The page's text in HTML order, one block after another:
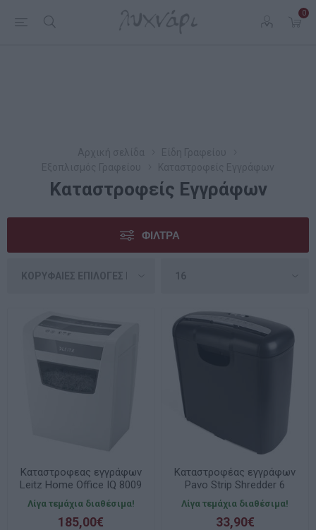
0
Καταστροφείς Εγγράφων
ΦΊΛΤΡΑ
Καταστροφεας εγγράφων
Leitz Home Office IQ 8009
P4
Λίγα τεμάχια διαθέσιμα!
185,00€
Καταστροφέας εγγράφων
Pavo Strip Shredder 6
Λίγα τεμάχια διαθέσιμα!
33,90€